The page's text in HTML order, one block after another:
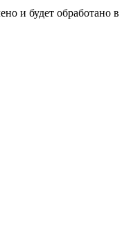
и будет обработано в